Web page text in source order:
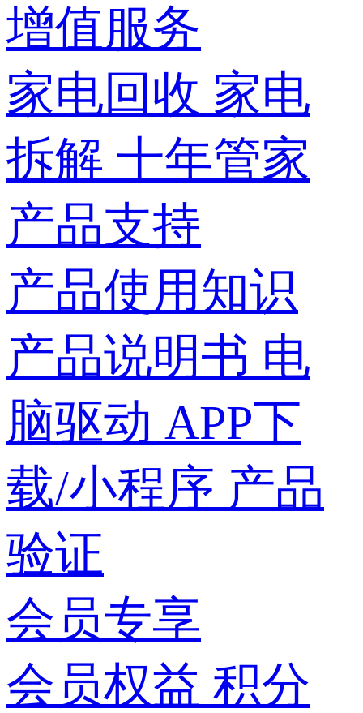
增值服务
家电回收 家电
拆解 十年管家
产品支持
产品使用知识
产品说明书 电
脑驱动 APP下
载/小程序 产品
验证
会员专享
会员权益 积分